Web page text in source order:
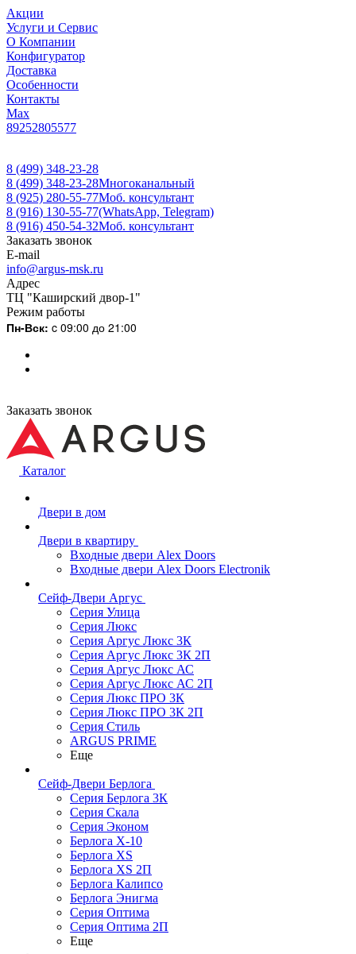
Акции
Услуги и Сервис
О Компании
Конфигуратор
Доставка
Особенности
Контакты
Max
89252805577
8 (499) 348-23-28
8 (499) 348-23-28Многоканальный
8 (925) 280-55-77Моб. консультант
8 (916) 130-55-77(WhatsApp, Telegram)
8 (916) 450-54-32Моб. консультант
Заказать звонок
E-mail
info@argus-msk.ru
Адрес
ТЦ "Каширский двор-1"
Режим работы
Пн-Вск: c 09:00 до 21:00
Заказать звонок
Каталог
Двери в дом
Двери в квартиру
Входные двери Alex Doors
Входные двери Alex Doors Electronik
Сейф-Двери Аргус
Серия Улица
Серия Люкс
Серия Аргус Люкс 3К
Серия Аргус Люкс 3К 2П
Серия Аргус Люкс АС
Серия Аргус Люкс АС 2П
Серия Люкс ПРО 3К
Серия Люкс ПРО 3К 2П
Серия Стиль
ARGUS PRIME
Еще
Сейф-Двери Берлога
Серия Берлога 3К
Серия Скала
Серия Эконом
Берлога X-10
Берлога XS
Берлога XS 2П
Берлога Калипсо
Берлога Энигма
Серия Оптима
Серия Оптима 2П
Еще